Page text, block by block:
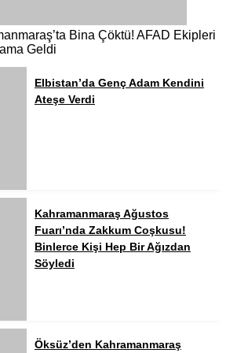
Bina Çöktü! AFAD Ekipleri
Geldi
Elbistan’da Genç Adam Kendini
Ateşe Verdi
Kahramanmaraş Ağustos
Fuarı’nda Zakkum Coşkusu!
Binlerce Kişi Hep Bir Ağızdan
Söyledi
Öksüz’den Kahramanmaraş